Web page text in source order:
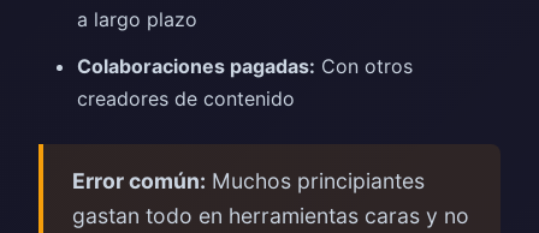
a largo plazo
Colaboraciones pagadas: Con otros
creadores de contenido
Error común: Muchos principiantes
gastan todo en herramientas caras y no